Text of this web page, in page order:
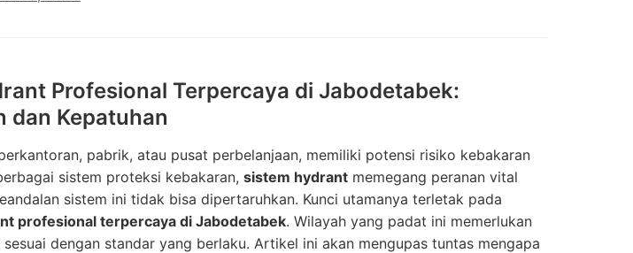
Profesional Terpercaya di Jabodetabek:
dan Kepatuhan
pabrik, atau pusat perbelanjaan, memiliki potensi risiko kebakaran
sistem proteksi kebakaran, sistem hydrant memegang peranan vital
sistem ini tidak bisa dipertaruhkan. Kunci utamanya terletak pada
profesional terpercaya di Jabodetabek. Wilayah yang padat ini memerlukan
dengan standar yang berlaku. Artikel ini akan mengupas tuntas mengapa